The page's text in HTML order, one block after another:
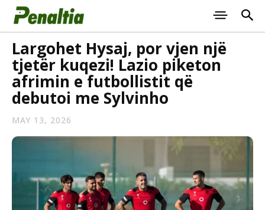
Largohet Hysaj, por vjen një
tjetër kuqezi! Lazio piketon
afrimin e futbollistit që
debutoi me Sylvinho
MAY 13, 2026